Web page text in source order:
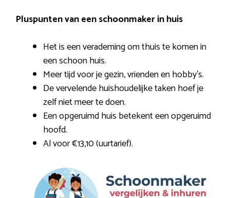
Pluspunten van een schoonmaker in huis
Het is een verademing om thuis te komen in
een schoon huis.
Meer tijd voor je gezin, vrienden en hobby’s.
De vervelende huishoudelijke taken hoef je
zelf niet meer te doen.
Een opgeruimd huis betekent een opgeruimd
hoofd.
Al voor €13,10 (uurtarief).